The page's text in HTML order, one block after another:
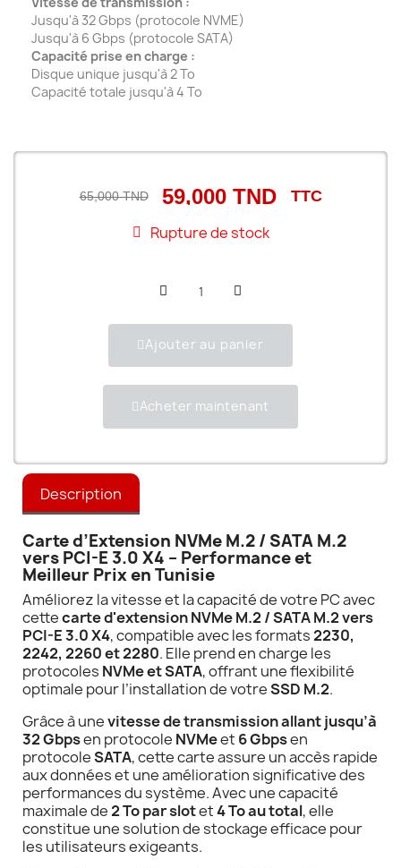
Jusqu'à 32 Gbps (protocole NVME)
Jusqu'à 6 Gbps (protocole SATA)
Capacité prise en charge :
Disque unique jusqu'à 2 To
Capacité totale jusqu'à 4 To
65,000 TND 59,000 TND TTC
Rupture de stock
Ajouter au panier
Acheter maintenant
Description
Carte d’Extension NVMe M.2 / SATA M.2
vers PCI-E 3.0 X4 – Performance et
Meilleur Prix en Tunisie
Améliorez la vitesse et la capacité de votre PC avec
cettecarte d'extension NVMe M.2 / SATA M.2 vers
PCI-E 3.0 X4, compatible avec les formats2230,
2242, 2260 et 2280. Elle prend en charge les
protocoles NVMe et SATA, offrant une flexibilité
optimale pour l’installation de votreSSD M.2.
Grâce à unevitesse de transmission allant jusqu’à
32 Gbpsen protocole NVMeet 6 Gbpsen
protocoleSATA, cette carte assure un accès rapide
aux données et une amélioration significative des
performances du système. Avec une capacité
maximale de2 To par slotet4 To au total, elle
constitue une solution de stockage efficace pour
les utilisateurs exigeants.